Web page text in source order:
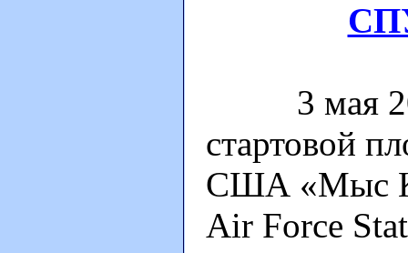
3 мая
стартовой
США «Мыс
Air Force